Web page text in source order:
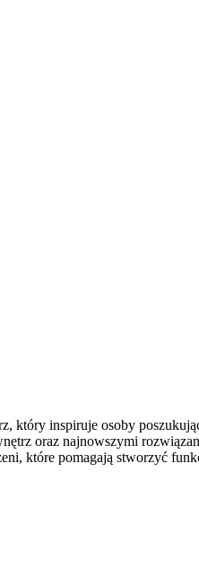
inspiruje osoby
oraz najnowszymi
które pomagają stworzyć